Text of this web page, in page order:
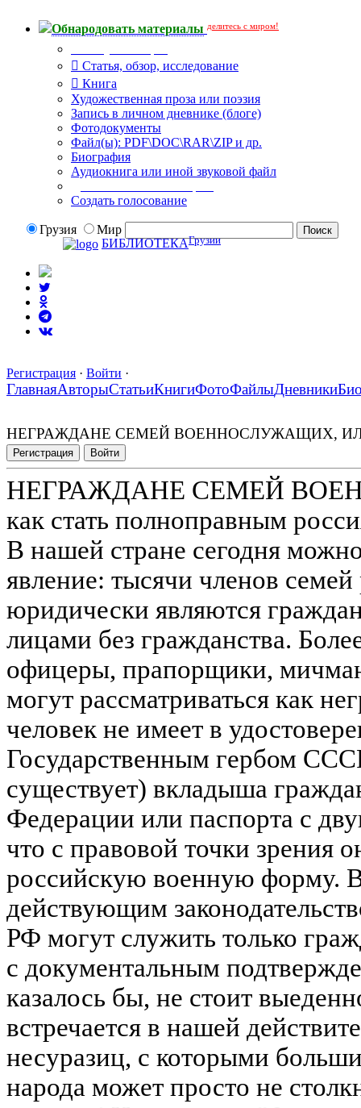
Обнародовать материалы делитесь с миром!
Статья, обзор, исследование
Книга
Художественная проза или поэзия
Запись в личном дневнике (блоге)
Фотодокументы
Файл(ы): PDF\DOC\RAR\ZIP и др.
Биография
Аудиокнига или иной звуковой файл
Создать голосование
Грузия
Мир
БИБЛИОТЕКАГрузии
Регистрация · Войти ·
ГлавнаяАвторыСтатьиКнигиФотоФайлыДневники
НЕГРАЖДАНЕ СЕМЕЙ ВОЕННОСЛУЖАЩИХ, ИЛИ
Регистрация Войти
НЕГРАЖДАНЕ СЕМЕЙ
как стать полноправным
В нашей стране сегодня
явление: тысячи членов
юридически являются
лицами без гражданства.
офицеры, прапорщики,
могут рассматриваться как
человек не имеет в
Государственным гербом
существует) вкладыша
Федерации или паспорта с
что с правовой точки зрения
российскую военную форму.
действующим
РФ могут служить только
с документальным
казалось бы, не стоит
встречается в нашей
несуразиц, с которыми
народа может просто не